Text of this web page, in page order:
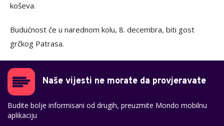
koševa.
Budućnost će u narednom kolu, 8. decembra, biti gost
grčkog Patrasa.
Naše vijesti ne morate da provjeravate
Budite bolje informisani od drugih, preuzmite Mondo mobilnu
aplikaciju